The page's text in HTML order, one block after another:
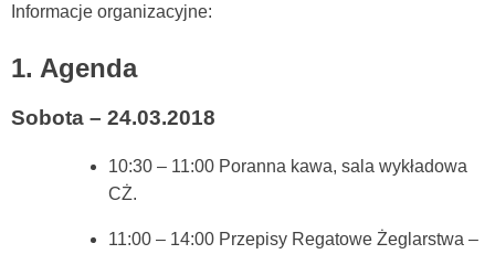
Informacje organizacyjne:
1. Agenda
Sobota – 24.03.2018
10:30 – 11:00 Poranna kawa, sala wykładowa
CŻ.
11:00 – 14:00 Przepisy Regatowe Żeglarstwa –